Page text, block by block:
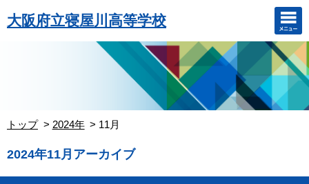
大阪府立寝屋川高等学校
トップ 2024年 11月
2024年11月アーカイブ